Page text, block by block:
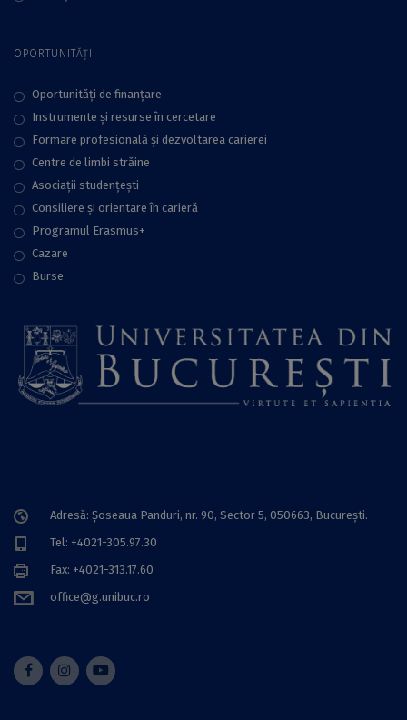
OPORTUNITĂȚI
Oportunități de finanțare
Instrumente și resurse în cercetare
Formare profesională și dezvoltarea carierei
Centre de limbi străine
Asociații studențești
Consiliere şi orientare în carieră
Programul Erasmus+
Cazare
Burse
Adresă: Șoseaua Panduri, nr. 90, Sector 5, 050663, Bucureşti.
Tel: +4021-305.97.30
Fax: +4021-313.17.60
office@g.unibuc.ro